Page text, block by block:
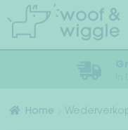
door
naar
naar
de
Alle producten
Home